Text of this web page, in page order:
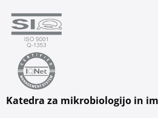
Katedra za mikrobiologijo in